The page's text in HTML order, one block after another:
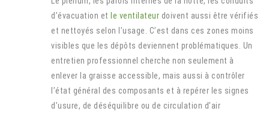
d’évacuation et le ventilateur doivent aussi être vérifiés
et nettoyés selon l’usage. C’est dans ces zones moins
visibles que les dépôts deviennent problématiques. Un
entretien professionnel cherche non seulement à
enlever la graisse accessible, mais aussi à contrôler
l’état général des composants et à repérer les signes
d’usure, de déséquilibre ou de circulation d’air